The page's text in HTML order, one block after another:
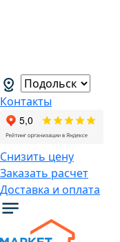
Контакты
Снизить цену
Заказать расчет
Доставка и оплата